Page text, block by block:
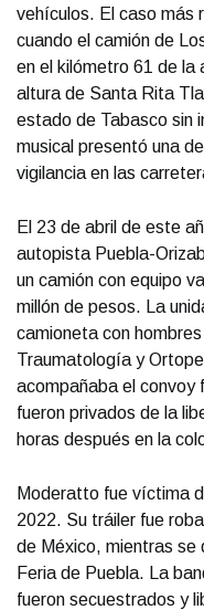
vehículos. El caso más
cuando el camión de
en el kilómetro 61 de
altura de Santa Rita
estado de Tabasco sin
musical presentó una
vigilancia en las
El 23 de abril de este
autopista Puebla-
un camión con equipo
millón de pesos. La
camioneta con
Traumatología y
acompañaba el convoy
fueron privados de la
horas después en la
Moderatto fue víctima
2022. Su tráiler fue
de México, mientras se
Feria de Puebla. La
fueron secuestrados y